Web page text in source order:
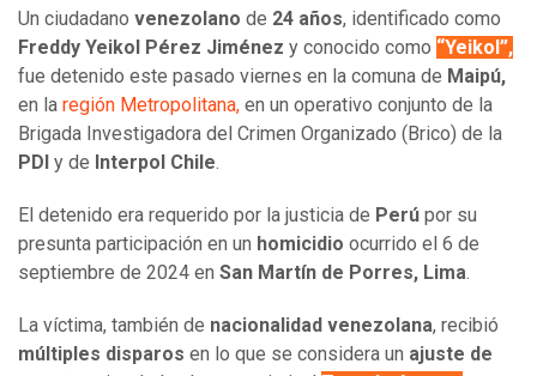
Un ciudadano venezolano de 24 años, identificado como
Freddy Yeikol Pérez Jiménez y conocido como “Yeikol”,
fue detenido este pasado viernes en la comuna de Maipú,
en la región Metropolitana, en un operativo conjunto de la
Brigada Investigadora del Crimen Organizado (Brico) de la
PDI y de Interpol Chile.
El detenido era requerido por la justicia de Perú por su
presunta participación en un homicidio ocurrido el 6 de
septiembre de 2024 en San Martín de Porres, Lima.
La víctima, también de nacionalidad venezolana, recibió
múltiples disparos en lo que se considera un ajuste de